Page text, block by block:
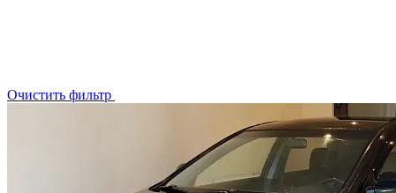
Очистить фильтр